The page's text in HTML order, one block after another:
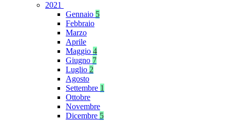
2021
Gennaio 5
Febbraio
Marzo
Aprile
Maggio 4
Giugno 7
Luglio 2
Agosto
Settembre 1
Ottobre
Novembre
Dicembre 5